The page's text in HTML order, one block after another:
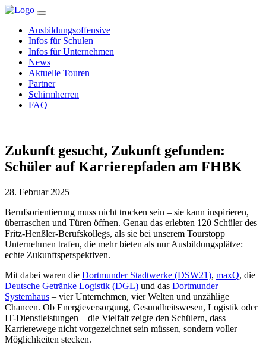
Ausbildungsoffensive
Infos für Schulen
Infos für Unternehmen
News
Aktuelle Touren
Partner
Schirmherren
FAQ
Zukunft gesucht, Zukunft gefunden:
Schüler auf Karrierepfaden am FHBK
28. Februar 2025
Berufsorientierung muss nicht trocken sein – sie kann inspirieren,
überraschen und Türen öffnen. Genau das erlebten 120 Schüler des
Fritz-Henßler-Berufskollegs, als sie bei unserem Tourstopp
Unternehmen trafen, die mehr bieten als nur Ausbildungsplätze:
echte Zukunftsperspektiven.
Mit dabei waren die Dortmunder Stadtwerke (DSW21), maxQ, die
Deutsche Getränke Logistik (DGL) und das Dortmunder
Systemhaus – vier Unternehmen, vier Welten und unzählige
Chancen. Ob Energieversorgung, Gesundheitswesen, Logistik oder
IT-Dienstleistungen – die Vielfalt zeigte den Schülern, dass
Karrierewege nicht vorgezeichnet sein müssen, sondern voller
Möglichkeiten stecken.